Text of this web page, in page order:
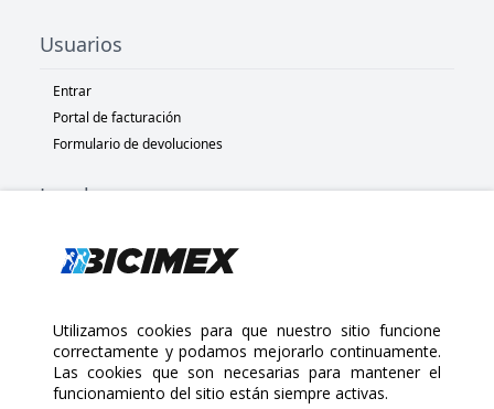
Usuarios
Entrar
Portal de facturación
Formulario de devoluciones
Legal
Políticas de privacidad
Políticas de devolución
Copyright 2025 Bicimex®. All rights reserved. Today is Viernes,
Agosto 7, 2026
Utilizamos cookies para que nuestro sitio funcione
correctamente y podamos mejorarlo continuamente.
Las cookies que son necesarias para mantener el
funcionamiento del sitio están siempre activas.